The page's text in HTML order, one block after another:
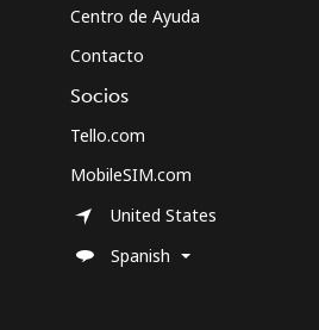
Centro de Ayuda
Contacto
Socios
Tello.com
MobileSIM.com
United States
Spanish